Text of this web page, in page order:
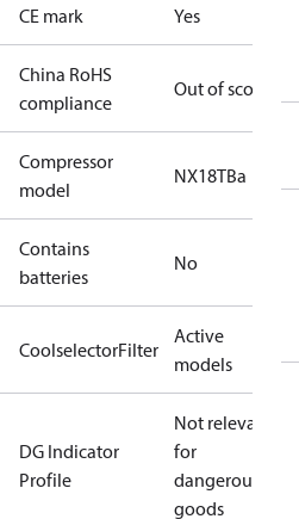
CE mark Yes
China RoHS
compliance
Out of scope
Compressor
model
NX18TBa
Contains
batteries
No
CoolselectorFilter
Active
models
DG Indicator
Profile
Not relevant
for
dangerous
goods